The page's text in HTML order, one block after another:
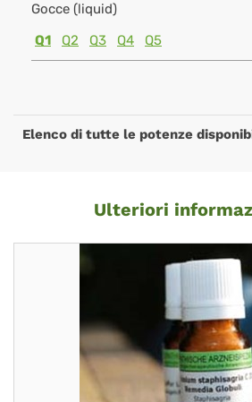
Gocce (liquid)
Q1
Q2 Q3 Q4 Q5
Elenco di tutte le potenze
Ulteriori